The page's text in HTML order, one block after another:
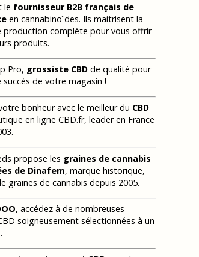
le fournisseur B2B français de
en cannabinoïdes. Ils maitrisent la
production complète pour vous offrir
produits.
Pro, grossiste CBD de qualité pour
succès de votre magasin !
bonheur avec le meilleur du CBD
en ligne CBD.fr, leader en France
propose les graines de cannabis
de Dinafem, marque historique,
graines de cannabis depuis 2005.
, accédez à de nombreuses
soigneusement sélectionnées à un